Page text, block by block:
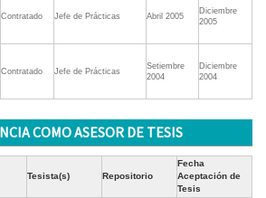
Contratado Jefe de Prácticas Abril 2005
Diciembre
2005
Contratado Jefe de Prácticas
Setiembre
2004
Diciembre
2004
COMO ASESOR DE TESIS
Tesista(s) Repositorio
Fecha
Aceptación de
Tesis